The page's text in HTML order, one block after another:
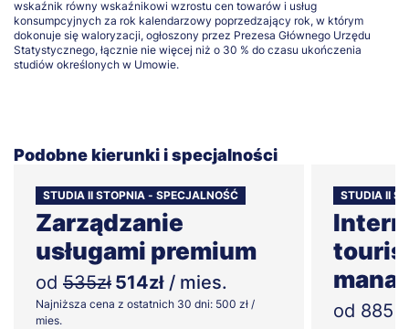
wskaźnik równy wskaźnikowi wzrostu cen towarów i usług
konsumpcyjnych za rok kalendarzowy poprzedzający rok, w którym
dokonuje się waloryzacji, ogłoszony przez Prezesa Głównego Urzędu
Statystycznego, łącznie nie więcej niż o 30 % do czasu ukończenia
studiów określonych w Umowie.
Podobne kierunki i specjalności
STUDIA II STOPNIA - SPECJALNOŚĆ
Zarządzanie
usługami premium
od 535zł 514zł / mies.
Najniższa cena z ostatnich 30 dni: 500 zł /
mies.
STUDIA II
od 885